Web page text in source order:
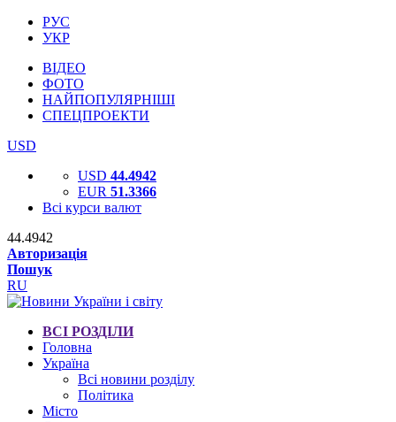
РУС
УКР
ВІДЕО
ФОТО
НАЙПОПУЛЯРНІШІ
СПЕЦПРОЕКТИ
USD
USD 44.4942
EUR 51.3366
Всі курси валют
44.4942
Авторизація
Пошук
RU
ВСІ РОЗДІЛИ
Головна
Україна
Всі новини розділу
Політика
Місто